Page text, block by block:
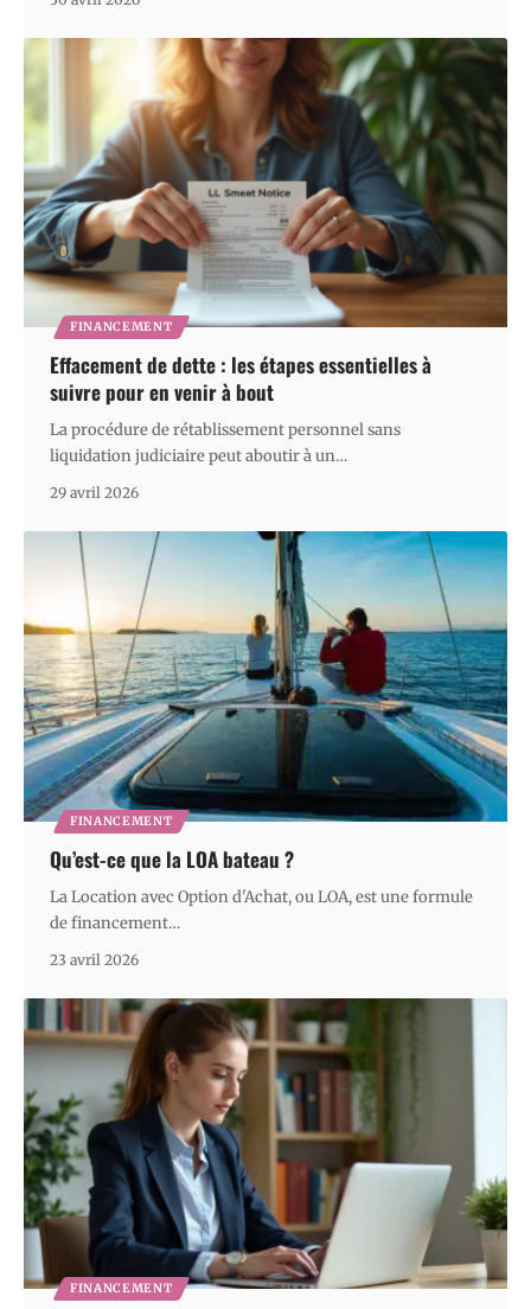
FINANCEMENT
Effacement de dette : les étapes essentielles à
suivre pour en venir à bout
La procédure de rétablissement personnel sans
liquidation judiciaire peut aboutir à un…
29 avril 2026
FINANCEMENT
Qu’est-ce que la LOA bateau ?
La Location avec Option d'Achat, ou LOA, est une formule
de financement…
23 avril 2026
FINANCEMENT